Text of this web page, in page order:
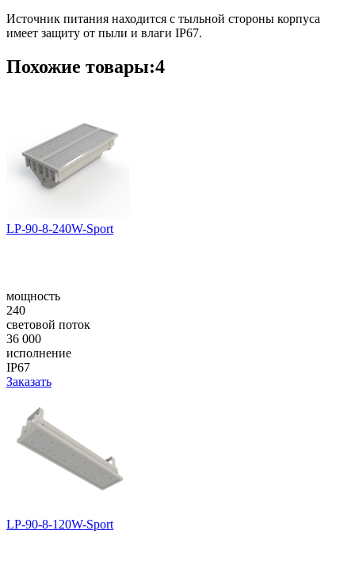
Источник питания находится с тыльной стороны корпуса
имеет защиту от пыли и влаги IP67.
Похожие товары:4
LP-90-8-240W-Sport
мощность
240
световой поток
36 000
исполнение
IP67
Заказать
LP-90-8-120W-Sport